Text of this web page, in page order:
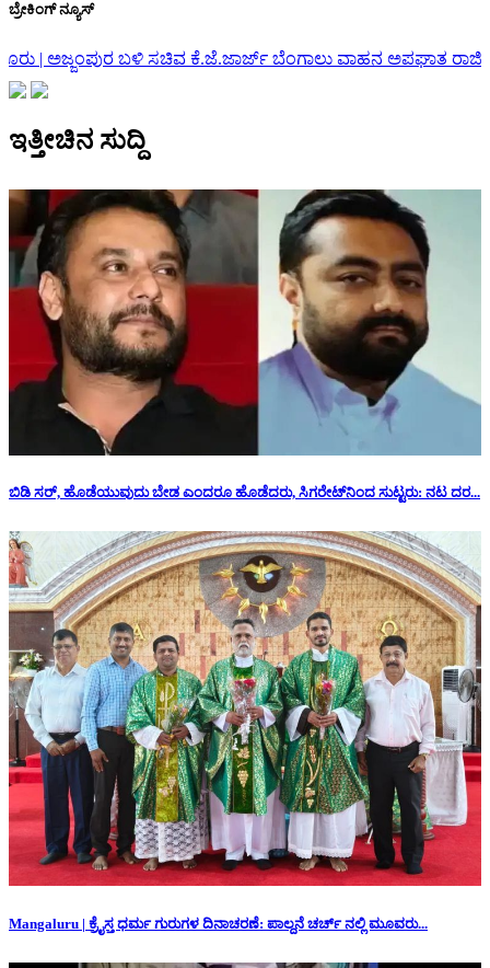
ಬ್ರೇಕಿಂಗ್ ನ್ಯೂಸ್
ಬೆಂಗಾಲು ವಾಹನ ಅಪಘಾತರಾಜೀನಾಮೆ ವಾಪಸ್ ಪಡೆದ ಇಂಡಿ
ಇತ್ತೀಚಿನ ಸುದ್ದಿ
ಬಿಡಿ ಸರ್, ಹೊಡೆಯುವುದು ಬೇಡ ಎಂದರೂ ಹೊಡೆದರು, ಸಿಗರೇಟ್‌ನಿಂದ ಸುಟ್ಟರು: ನಟ ದರ...
Mangaluru | ಕ್ರೈಸ್ತ ಧರ್ಮ ಗುರುಗಳ ದಿನಾಚರಣೆ: ಪಾಲ್ದನೆ ಚರ್ಚ್ ನಲ್ಲಿ ಮೂವರು...